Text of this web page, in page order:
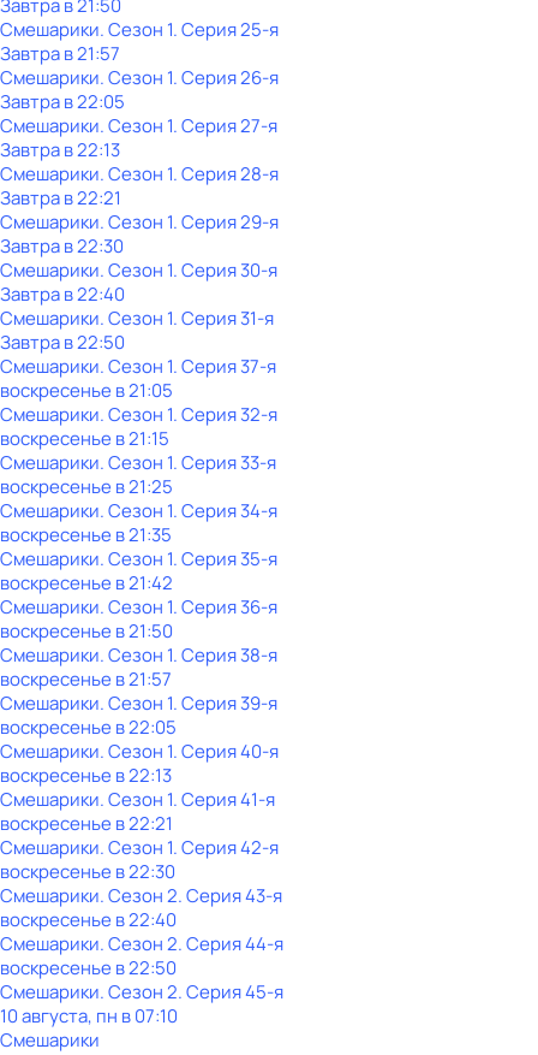
Завтра в 21:50
Смешарики. Сезон 1. Серия 25-я
Завтра в 21:57
Смешарики. Сезон 1. Серия 26-я
Завтра в 22:05
Смешарики. Сезон 1. Серия 27-я
Завтра в 22:13
Смешарики. Сезон 1. Серия 28-я
Завтра в 22:21
Смешарики. Сезон 1. Серия 29-я
Завтра в 22:30
Смешарики. Сезон 1. Серия 30-я
Завтра в 22:40
Смешарики. Сезон 1. Серия 31-я
Завтра в 22:50
Смешарики. Сезон 1. Серия 37-я
воскресенье в21:05
Смешарики. Сезон 1. Серия 32-я
воскресенье в21:15
Смешарики. Сезон 1. Серия 33-я
воскресенье в21:25
Смешарики. Сезон 1. Серия 34-я
воскресенье в21:35
Смешарики. Сезон 1. Серия 35-я
воскресенье в21:42
Смешарики. Сезон 1. Серия 36-я
воскресенье в21:50
Смешарики. Сезон 1. Серия 38-я
воскресенье в21:57
Смешарики. Сезон 1. Серия 39-я
воскресенье в22:05
Смешарики. Сезон 1. Серия 40-я
воскресенье в22:13
Смешарики. Сезон 1. Серия 41-я
воскресенье в22:21
Смешарики. Сезон 1. Серия 42-я
воскресенье в22:30
Смешарики. Сезон 2. Серия 43-я
воскресенье в22:40
Смешарики. Сезон 2. Серия 44-я
воскресенье в22:50
Смешарики. Сезон 2. Серия 45-я
10 августа, пн в 07:10
Смешарики